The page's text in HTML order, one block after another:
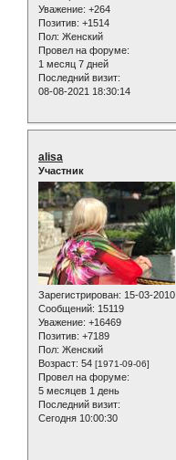
Уважение: +264
Позитив: +1514
Пол: Женский
Провел на форуме:
1 месяц 7 дней
Последний визит:
08-08-2021 18:30:14
alisa
Участник
Зарегистрирован: 15-03-2010
Сообщений: 15119
Уважение: +16469
Позитив: +7189
Пол: Женский
Возраст: 54 [1971-09-06]
Провел на форуме:
5 месяцев 1 день
Последний визит:
Сегодня 10:00:30